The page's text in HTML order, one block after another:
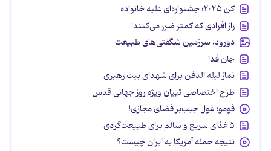
کن ۲۰۲۵؛ جشنواره‌ای علیه خانواده
راز افرادی که کمتر ضرر می‌کنند!
دورود، سرزمین شگفتی‌های طبیعت
جان فدا
نماز لیله الدفن برای شهدای بیت رهبری
طرح اختصاصی تبیان ویژه روز جهانی قدس
فومو؛ غول جیب‌بر فضای مجازی!
۵ غذای سریع و سالم برای طبیعت‌گردی
نتیجه حمله آمریکا به ایران چیست؟